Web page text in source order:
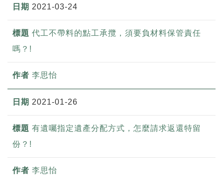
2021-03-24
代工不帶料的點工承攬，須要負材料保管責任
嗎？!
李思怡
2021-01-26
有遺囑指定遺產分配方式，怎麼請求返還特留
份？!
李思怡